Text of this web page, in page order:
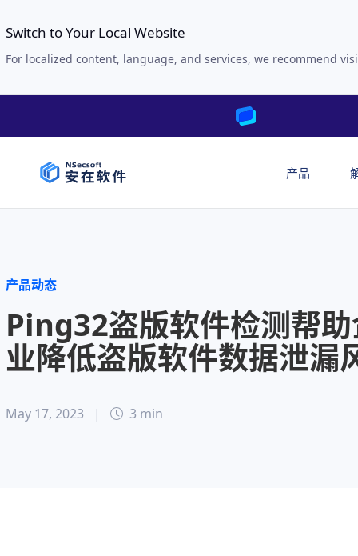
Switch to Your Local Website
For localized content, language, and services, we recommend
产品
产品动态
Ping32盗版软件检测帮
业降低盗版软件数据泄漏
May 17, 2023 | 3 min